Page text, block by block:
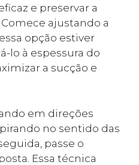
e preservar a
ajustando a
opção estiver
lo à espessura do
a sucção e
em direções
no sentido das
passe o
Essa técnica